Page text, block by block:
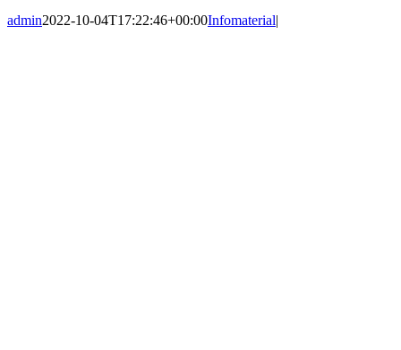
admin2022-10-04T17:22:46+00:00Infomaterial|